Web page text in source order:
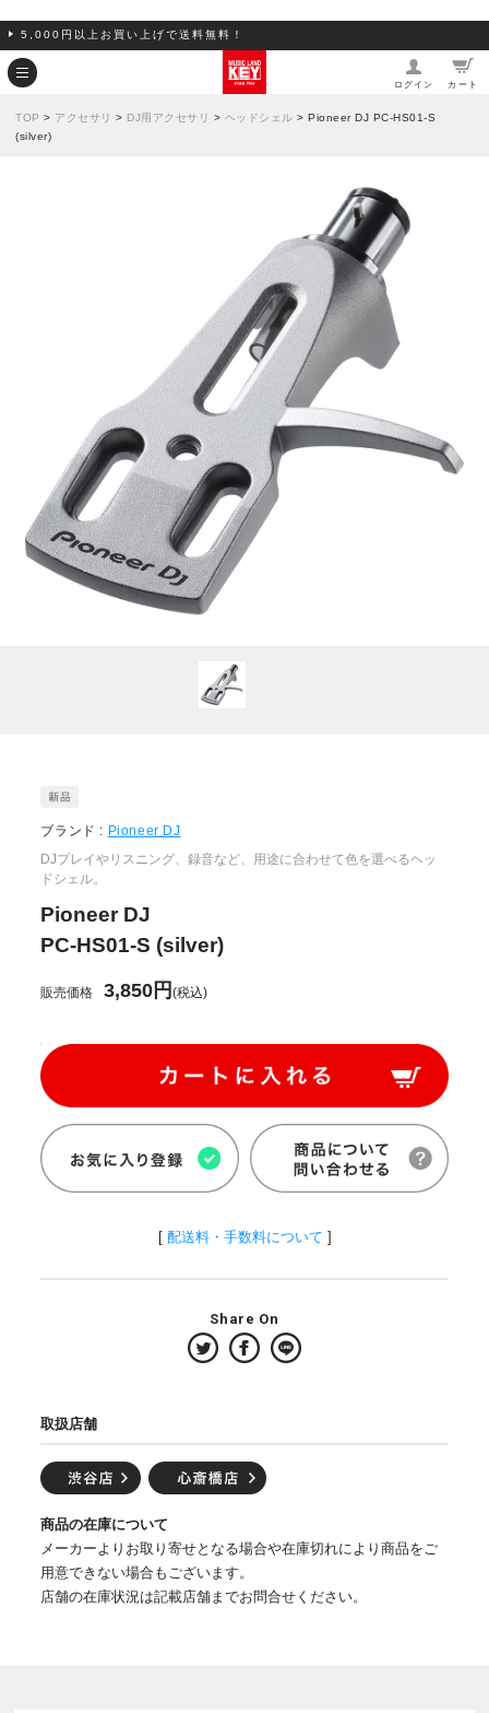
5,000円以上お買い上げで送料無料！
ログイン カート
TOP > アクセサリ > DJ用アクセサリ > ヘッドシェル > Pioneer DJ PC-HS01-S
(silver)
ブランド : Pioneer DJ
DJプレイやリスニング、録音など、用途に合わせて色を選べるヘッ
ドシェル。
Pioneer DJ
PC-HS01-S (silver)
販売価格 3,850円(税込)
[ 配送料・手数料について ]
Share On
取扱店舗
商品の在庫について
メーカーよりお取り寄せとなる場合や在庫切れにより商品をご
用意できない場合もございます。
店舗の在庫状況は記載店舗までお問合せください。